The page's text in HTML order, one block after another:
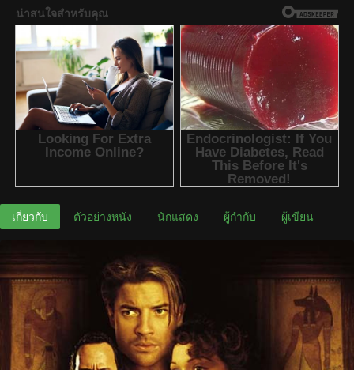
เกี่ยวกับ ตัวอย่างหนัง นักแสดง ผู้กำกับ ผู้เขียน